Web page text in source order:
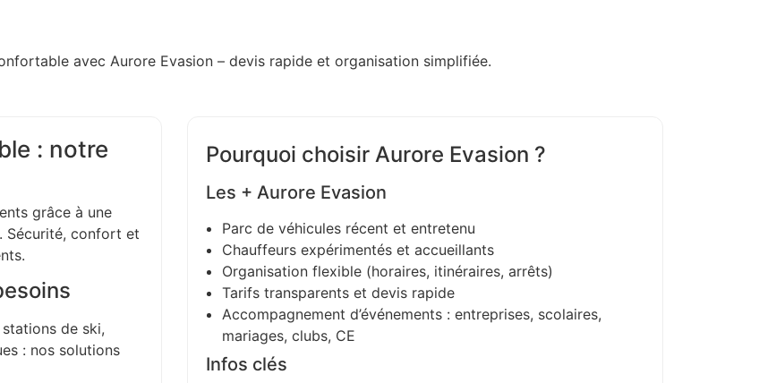
avec Aurore Evasion – devis rapide et organisation simplifiée.
: notre
grâce à une
Sécurité, confort et
de ski,
: nos solutions
Pourquoi choisir Aurore Evasion ?
Les + Aurore Evasion
Parc de véhicules récent et entretenu
Chauffeurs expérimentés et accueillants
Organisation flexible (horaires, itinéraires, arrêts)
Tarifs transparents et devis rapide
Accompagnement d’événements : entreprises, scolaires,
mariages, clubs, CE
Infos clés